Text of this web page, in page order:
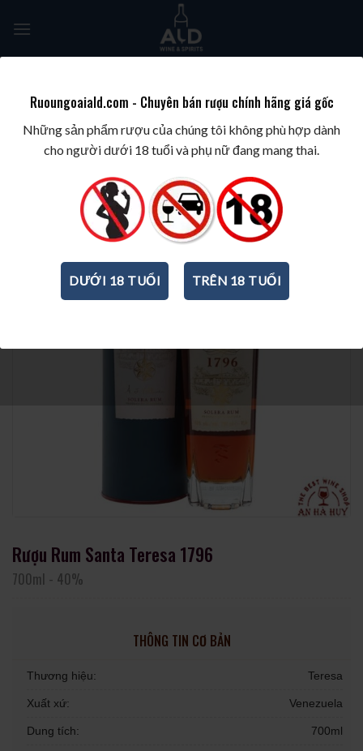
TRANG CHỦ RƯỢU PHA CHẾ / RƯỢU RUM
Rượu Rum Santa Teresa 1796
700ml - 40%
THÔNG TIN CƠ BẢN
Thương hiệu: Teresa
Xuất xứ: Venezuela
Dung tích: 700ml
Ruoungoaiald.com - Chuyên bán rượu chính hãng giá gốc
Những sản phẩm rượu của chúng tôi không phù hợp dành
cho người dưới 18 tuổi và phụ nữ đang mang thai.
DƯỚI 18 TUỔI TRÊN 18 TUỔI